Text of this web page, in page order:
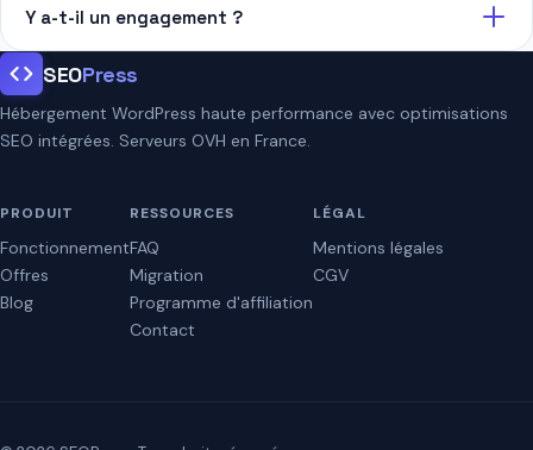
Y a-t-il un engagement ?
SEOPress
Hébergement WordPress haute performance avec optimisations
SEO intégrées. Serveurs OVH en France.
PRODUIT
Fonctionnement
Offres
Blog
RESSOURCES
FAQ
Migration
Programme d'affiliation
Contact
LÉGAL
Mentions légales
CGV